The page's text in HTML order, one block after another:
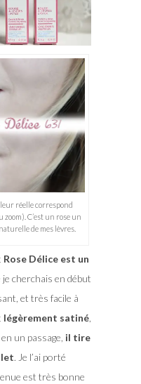
réelle correspond
zoom). C’est un rose un
de mes lèvres.
Rose Délice est un
cherchais en début
et très facile à
légèrement satiné,
un passage, il tire
. Je l’ai porté
est très bonne